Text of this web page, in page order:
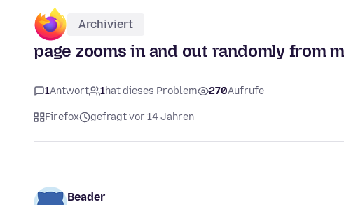
Archiviert
page zooms in and out randomly from
1Antwort 1hat dieses Problem 270Aufrufe
Firefox gefragt vor 14 Jahren
Beader